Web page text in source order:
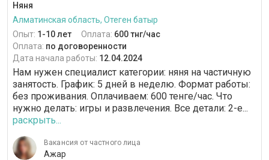
Няня
Алматинская область, Отеген батыр
Опыт: 1-10 лет Оплата: 600 тнг/час
Оплата: по договоренности
Дата начала работы: 12.04.2024
Нам нужен специалист категории: няня на частичную
занятость. График: 5 дней в неделю. Формат работы:
без проживания. Оплачиваем: 600 тенге/час. Что
нужно делать: игры и развлечения. Все детали: 2-е...
раскрыть...
Вакансия от частного лица
Ажар